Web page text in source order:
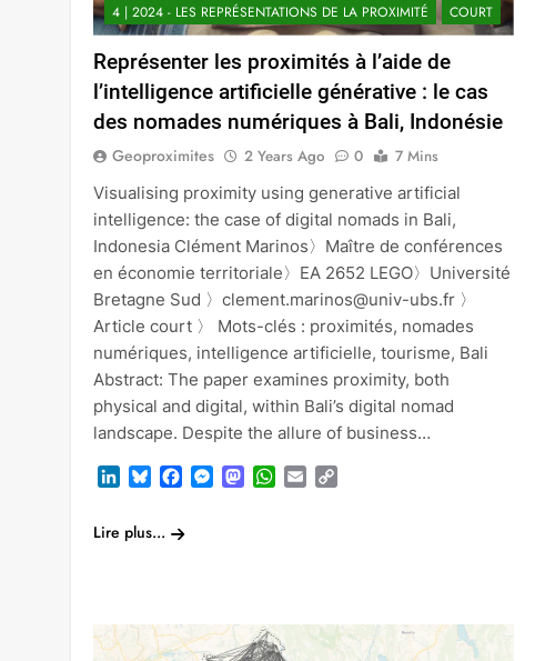
4 | 2024 - LES REPRÉSENTATIONS DE LA PROXIMITÉ COURT
Représenter les proximités à l’aide de
l’intelligence artificielle générative : le cas
des nomades numériques à Bali, Indonésie
Geoproximites 2 Years Ago 0
7 Mins
Visualising proximity using generative artificial
intelligence: the case of digital nomads in Bali,
Indonesia Clément Marinos〉Maître de conférences
en économie territoriale〉EA 2652 LEGO〉Université
Bretagne Sud 〉clement.marinos@univ-ubs.fr 〉
Article court 〉 Mots-clés : proximités, nomades
numériques, intelligence artificielle, tourisme, Bali
Abstract: The paper examines proximity, both
physical and digital, within Bali’s digital nomad
landscape. Despite the allure of business…
LinkedInBlueskyFacebook
Messenger
Mastodon
WhatsApp
Email
Lire plus...